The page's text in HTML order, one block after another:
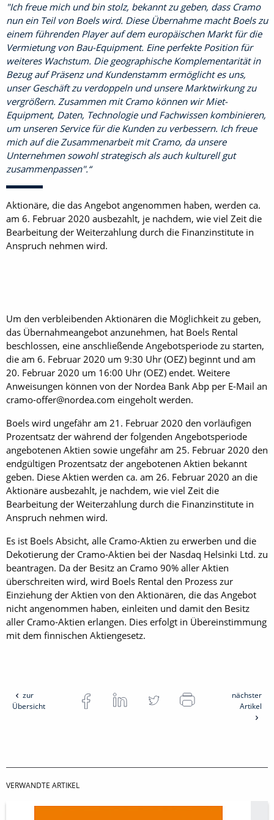
"Ich freue mich und bin stolz, bekannt zu geben, dass Cramo
nun ein Teil von Boels wird. Diese Übernahme macht Boels zu
einem führenden Player auf dem europäischen Markt für die
Vermietung von Bau-Equipment. Eine perfekte Position für
weiteres Wachstum. Die geographische Komplementarität in
Bezug auf Präsenz und Kundenstamm ermöglicht es uns,
unser Geschäft zu verdoppeln und unsere Marktwirkung zu
vergrößern. Zusammen mit Cramo können wir Miet-
Equipment, Daten, Technologie und Fachwissen kombinieren,
um unseren Service für die Kunden zu verbessern. Ich freue
mich auf die Zusammenarbeit mit Cramo, da unsere
Unternehmen sowohl strategisch als auch kulturell gut
zusammenpassen".
Aktionäre, die das Angebot angenommen haben, werden ca.
am 6. Februar 2020 ausbezahlt, je nachdem, wie viel Zeit die
Bearbeitung der Weiterzahlung durch die Finanzinstitute in
Anspruch nehmen wird.
Um den verbleibenden Aktionären die Möglichkeit zu geben,
das Übernahmeangebot anzunehmen, hat Boels Rental
beschlossen, eine anschließende Angebotsperiode zu starten,
die am 6. Februar 2020 um 9:30 Uhr (OEZ) beginnt und am
20. Februar 2020 um 16:00 Uhr (OEZ) endet. Weitere
Anweisungen können von der Nordea Bank Abp per E-Mail an
cramo-offer@nordea.com eingeholt werden.
Boels wird ungefähr am 21. Februar 2020 den vorläufigen
Prozentsatz der während der folgenden Angebotsperiode
angebotenen Aktien sowie ungefähr am 25. Februar 2020 den
endgültigen Prozentsatz der angebotenen Aktien bekannt
geben. Diese Aktien werden ca. am 26. Februar 2020 an die
Aktionäre ausbezahlt, je nachdem, wie viel Zeit die
Bearbeitung der Weiterzahlung durch die Finanzinstitute in
Anspruch nehmen wird.
Es ist Boels Absicht, alle Cramo-Aktien zu erwerben und die
Dekotierung der Cramo-Aktien bei der Nasdaq Helsinki Ltd. zu
beantragen. Da der Besitz an Cramo 90% aller Aktien
überschreiten wird, wird Boels Rental den Prozess zur
Einziehung der Aktien von den Aktionären, die das Angebot
nicht angenommen haben, einleiten und damit den Besitz
aller Cramo-Aktien erlangen. Dies erfolgt in Übereinstimmung
mit dem finnischen Aktiengesetz.
zur
Übersicht
nächster
Artikel
VERWANDTE ARTIKEL